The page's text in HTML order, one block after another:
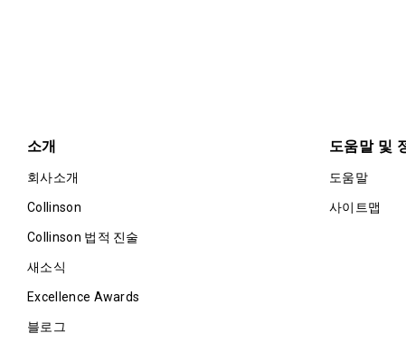
소개
회사소개
Collinson
Collinson 법적 진술
새소식
Excellence Awards
블로그
도움말 및
도움말
사이트맵